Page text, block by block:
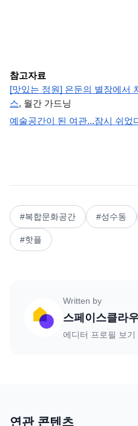
참고자료
[맛있는 정원] 은둔의 별장에서
스, 월간 가드닝
예술공간이 된 여관...잠시 쉬었
#복합문화공간 #성수동
#핫플
Written by
스페이스클라
에디터 프로필 보
연관 콘텐츠